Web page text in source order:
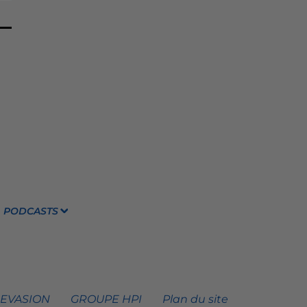
PODCASTS
GROUPE HPI Plan du site